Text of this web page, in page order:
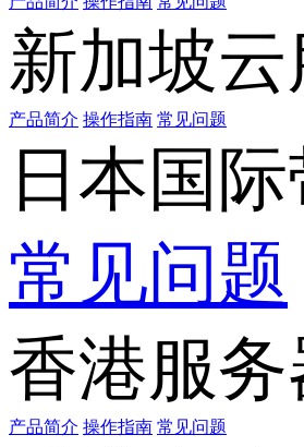
新加坡
产品简介 操作指南 常见问题
日本国
常见问题
香港服
产品简介 操作指南 常见问题